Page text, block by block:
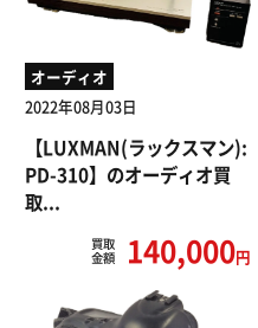
オーディオ
2022年08月03日
【LUXMAN(ラックスマン):
PD-310】のオーディオ買
取...
買取
金額
140,000円